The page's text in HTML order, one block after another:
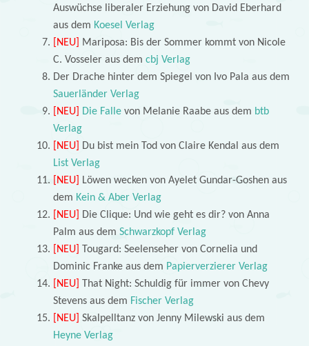
Auswüchse liberaler Erziehung von David Eberhard
aus dem Koesel Verlag
[NEU]
Mariposa: Bis der Sommer kommt von Nicole
C. Vosseler aus dem cbj Verlag
Der Drache hinter dem Spiegel von Ivo Pala aus dem
Sauerländer Verlag
[NEU]
Die Fallevon Melanie Raabe aus dem btb
Verlag
[NEU]
Du bist mein Tod von Claire Kendal aus dem
List Verlag
[NEU]
Löwen wecken von Ayelet Gundar-Goshen aus
dem Kein & Aber Verlag
[NEU]
Die Clique: Und wie geht es dir? von Anna
Palm aus dem Schwarzkopf Verlag
[NEU]
Tougard: Seelenseher von Cornelia und
Dominic Franke aus dem Papierverzierer Verlag
[NEU]
That Night: Schuldig für immer von Chevy
Stevens aus dem Fischer Verlag
[NEU] Skalpelltanz von Jenny Milewski aus dem
Heyne Verlag